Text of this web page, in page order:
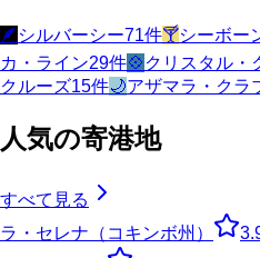
🪶 シルバーシー71件🍸シーボー
カ・ライン29件💠 クリスタル・
クルーズ15件🌙アザマラ・クラ
人気の寄港地
すべて見る
ラ・セレナ（コキンボ州）